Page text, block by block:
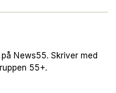
News55. Skriver med
55+.